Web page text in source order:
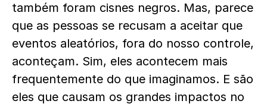
também foram cisnes negros. Mas, parece
que as pessoas se recusam a aceitar que
eventos aleatórios, fora do nosso controle,
aconteçam. Sim, eles acontecem mais
frequentemente do que imaginamos. E são
eles que causam os grandes impactos no